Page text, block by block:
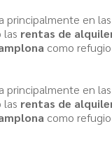
en
las rentas de
como
en
las rentas de
como